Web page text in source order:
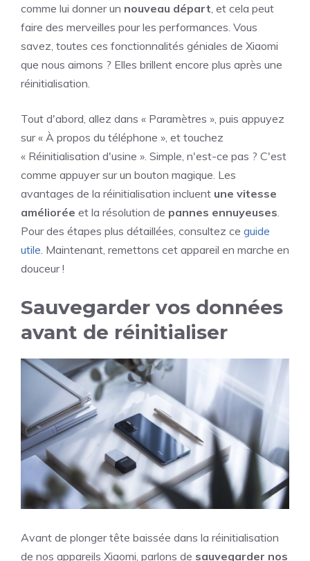
comme lui donner un nouveau départ , et cela peut
faire des merveilles pour les performances. Vous
savez, toutes ces fonctionnalités géniales de Xiaomi
que nous aimons ? Elles brillent encore plus après une
réinitialisation.
Tout d'abord, allez dans « Paramètres », puis appuyez
sur « À propos du téléphone », et touchez
« Réinitialisation d'usine ». Simple, n'est-ce pas ? C'est
comme appuyer sur un bouton magique. Les
avantages de la réinitialisation incluent une vitesse
améliorée et la résolution de pannes ennuyeuses
Pour des étapes plus détaillées, consultez ce guide
utile . Maintenant, remettons cet appareil en marche en
douceur !
Sauvegarder vos données
avant de réinitialiser
Avant de plonger tête baissée dans la réinitialisation
de nos appareils Xiaomi, parlons de sauvegarder nos